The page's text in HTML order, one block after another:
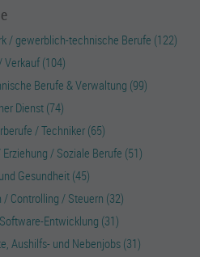
/ gewerblich-technische Berufe (122)
Verkauf (104)
Berufe & Verwaltung (99)
Dienst (74)
/ Techniker (65)
/ Soziale Berufe (51)
Gesundheit (45)
/ Controlling / Steuern (32)
Entwicklung (31)
Aushilfs- und Nebenjobs (31)